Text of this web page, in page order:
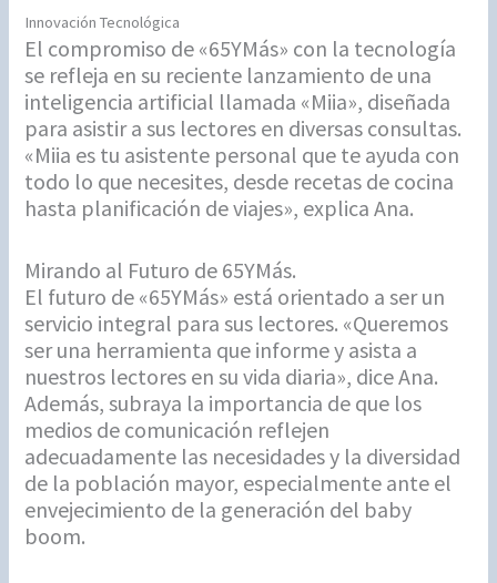
Innovación Tecnológica
El compromiso de «65YMás» con la tecnología
se refleja en su reciente lanzamiento de una
inteligencia artificial llamada «Miia», diseñada
para asistir a sus lectores en diversas consultas.
«Miia es tu asistente personal que te ayuda con
todo lo que necesites, desde recetas de cocina
hasta planificación de viajes», explica Ana.
Mirando al Futuro de 65YMás.
El futuro de «65YMás» está orientado a ser un
servicio integral para sus lectores. «Queremos
ser una herramienta que informe y asista a
nuestros lectores en su vida diaria», dice Ana.
Además, subraya la importancia de que los
medios de comunicación reflejen
adecuadamente las necesidades y la diversidad
de la población mayor, especialmente ante el
envejecimiento de la generación del baby
boom.